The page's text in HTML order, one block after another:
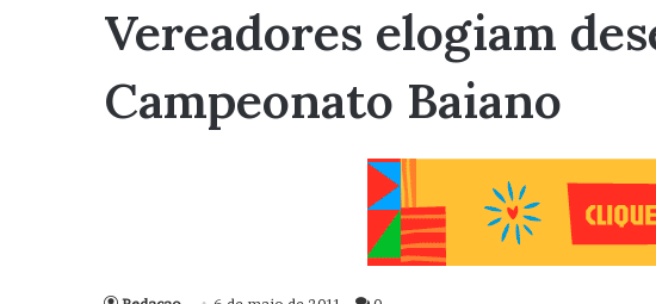
Vereadores elogiam
Campeonato Baiano